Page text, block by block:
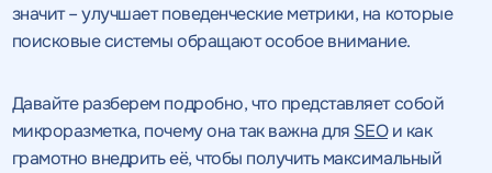
значит – улучшает поведенческие метрики, на которые
поисковые системы обращают особое внимание.
Давайте разберем подробно, что представляет собой
микроразметка, почему она так важна для SEOи как
грамотно внедрить её, чтобы получить максимальный